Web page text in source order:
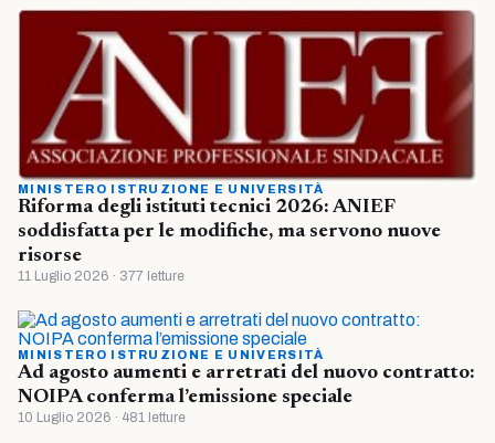
MINISTERO ISTRUZIONE E UNIVERSITÀ
Riforma degli istituti tecnici 2026: ANIEF
soddisfatta per le modifiche, ma servono nuove
risorse
11 Luglio 2026 · 377 letture
MINISTERO ISTRUZIONE E UNIVERSITÀ
Ad agosto aumenti e arretrati del nuovo contratto:
NOIPA conferma l’emissione speciale
10 Luglio 2026 · 481 letture